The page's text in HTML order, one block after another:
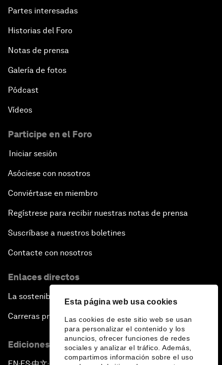
Esta página web usa cookies
Las cookies de este sitio web se usan
para personalizar el contenido y los
anuncios, ofrecer funciones de redes
sociales y analizar el tráfico. Además,
compartimos información sobre el uso
Partes interesadas
Historias del Foro
Notas de prensa
Galería de fotos
Pódcast
Vídeos
Participe en el Foro
Iniciar sesión
Asóciese con nosotros
Conviértase en miembro
Regístrese para recibir nuestras notas de prensa
Suscríbase a nuestros boletines
Contacte con nosotros
Enlaces directos
La sostenibilidad en el Foro
Carreras profesionales
Ediciones en otros idiomas
▪ ▪ ▪